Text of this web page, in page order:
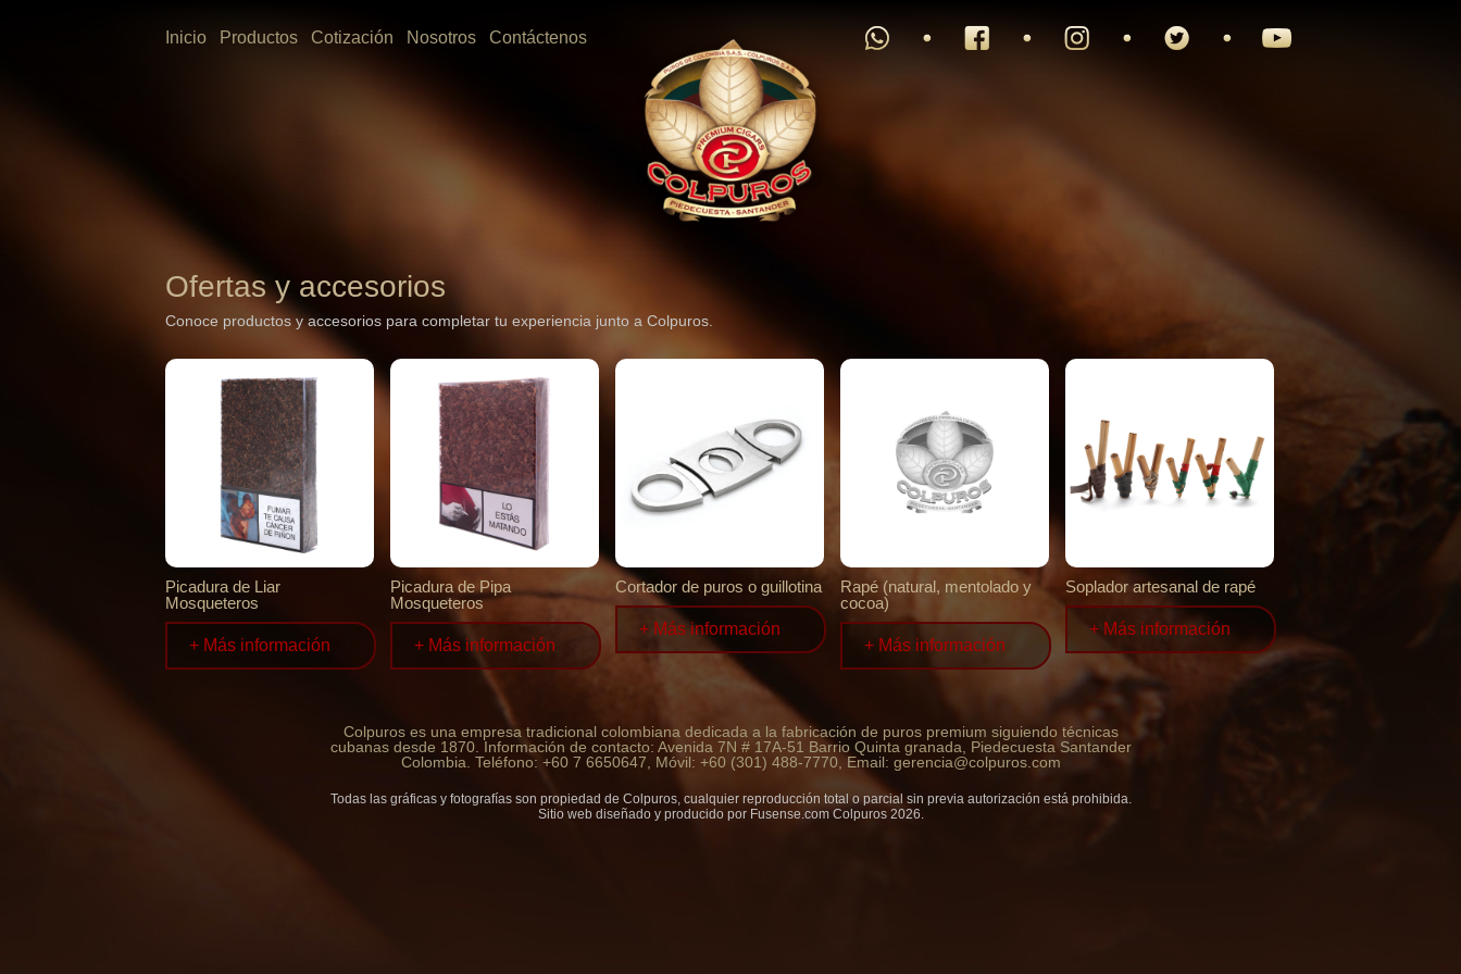
Inicio Productos Cotización Nosotros Contáctenos
Ofertas y accesorios
Conoce productos y accesorios para completar tu experiencia junto a Colpuros.
Picadura de Liar
Mosqueteros
+ Más información
Picadura de Pipa
Mosqueteros
+ Más información
Cortador de puros o guillotina
+ Más información
Rapé (natural, mentolado y
cocoa)
+ Más información
Soplador artesanal de rapé
+ Más información
Colpuros es una empresa tradicional colombiana dedicada a la fabricación de puros premium siguiendo técnicas
cubanas desde 1870. Información de contacto: Avenida 7N # 17A-51 Barrio Quinta granada, Piedecuesta Santander
Colombia. Teléfono: +60 7 6650647, Móvil: +60 (301) 488-7770, Email: gerencia@colpuros.com
Todas las gráficas y fotografías son propiedad de Colpuros, cualquier reproducción total o parcial sin previa autorización está prohibida.
Sitio web diseñado y producido por Fusense.comColpuros 2026.